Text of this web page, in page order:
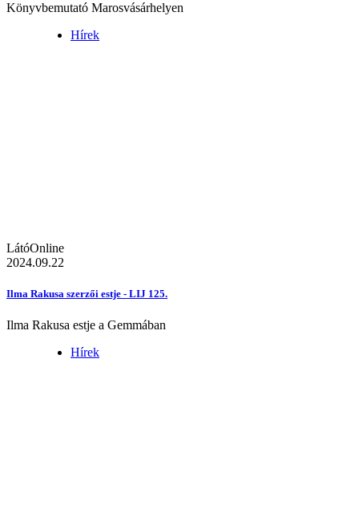
Könyvbemutató Marosvásárhelyen
Hírek
LátóOnline
2024.09.22
Ilma Rakusa szerzői estje - LIJ 125.
Ilma Rakusa estje a Gemmában
Hírek